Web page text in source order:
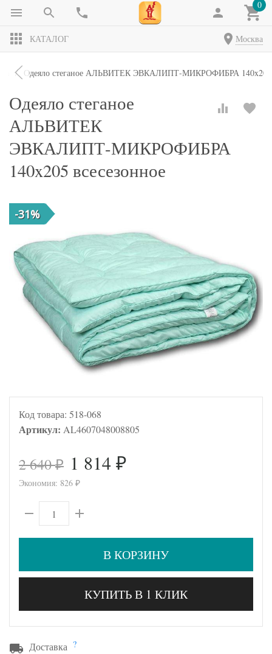
0
КАТАЛОГ Москва
Одеяло стеганое АЛЬВИТЕК ЭВКАЛИПТ-МИКРОФИБРА 140x205
Одеяло стеганое
АЛЬВИТЕК
ЭВКАЛИПТ-МИКРОФИБРА
140x205 всесезонное
-31%
Код товара: 518-068
Артикул: AL4607048008805
2 640₽ 1 814 ₽
Экономия: 826 ₽
В КОРЗИНУ
КУПИТЬ В 1 КЛИК
Доставка ?